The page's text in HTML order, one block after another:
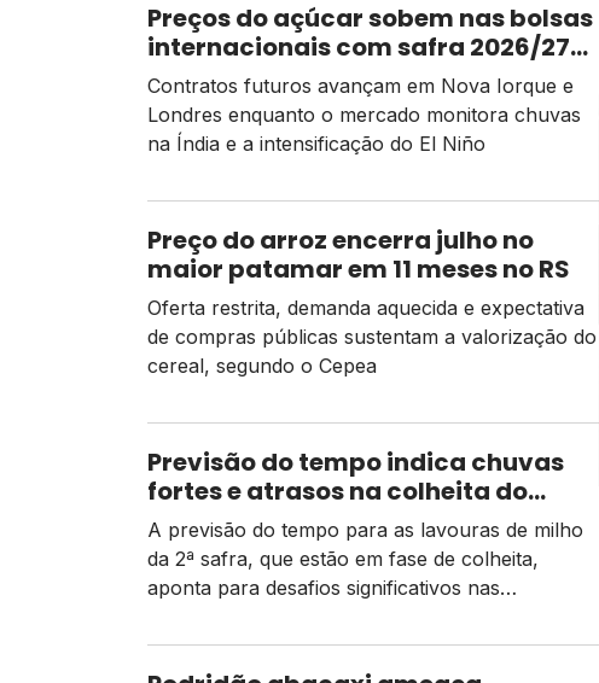
Preços do açúcar sobem nas bolsas
internacionais com safra 2026/27
mais apertada
Contratos futuros avançam em Nova Iorque e
Londres enquanto o mercado monitora chuvas
na Índia e a intensificação do El Niño
Preço do arroz encerra julho no
maior patamar em 11 meses no RS
Oferta restrita, demanda aquecida e expectativa
de compras públicas sustentam a valorização do
cereal, segundo o Cepea
Previsão do tempo indica chuvas
fortes e atrasos na colheita do
milho de 2ª safra
A previsão do tempo para as lavouras de milho
da 2ª safra, que estão em fase de colheita,
aponta para desafios significativos nas
Conab, há um pequeno atraso em relação ao
mesmo período do ano passado, mas as